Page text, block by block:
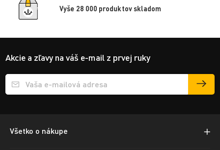
Vyše 28 000 produktov skladom
Akcie a zľavy na váš e-mail z prvej ruky
Přihlášení e-mailu k odběru
Všetko o nákupe